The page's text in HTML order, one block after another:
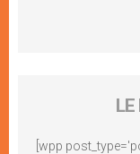
LE
[wpp